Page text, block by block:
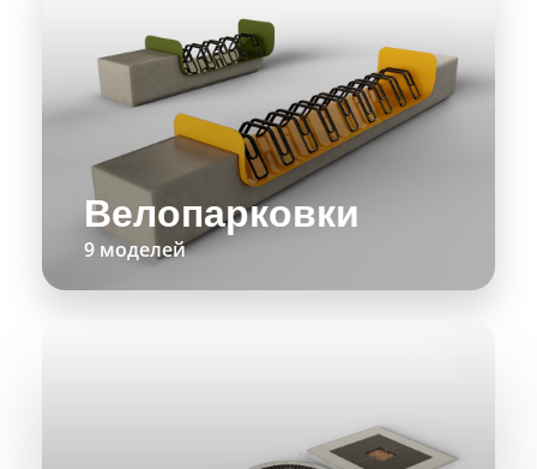
Велопарковки
9 моделей